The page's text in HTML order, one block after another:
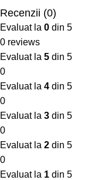
Recenzii (0)
Evaluat la 0 din 5
0 reviews
Evaluat la 5 din 5
0
Evaluat la 4 din 5
0
Evaluat la 3 din 5
0
Evaluat la 2 din 5
0
Evaluat la 1 din 5